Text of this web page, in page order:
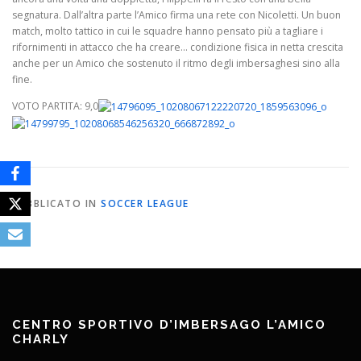
segnatura. Dall’altra parte l’Amico firma una rete con Nicoletti. Un buon
match, molto tattico in cui le squadre hanno pensato più a tagliare i
rifornimenti in attacco che ha creare… condizione fisica in netta crescita
anche per un Amico che sostenuto il ritmo degli imbersaghesi sino alla
fine.
VOTO PARTITA: 9,0
PUBBLICATO IN SOCCER LEAGUE
CENTRO SPORTIVO D’IMBERSAGO L’AMICO
CHARLY